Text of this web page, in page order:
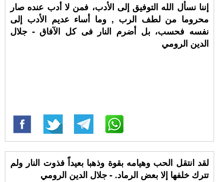
إننا نسأل الله التوفيق إلى الأدب، فمن لا أدب عنده صار
محروما من لطف الرب , وما أساء عديم الأدب إلى
نفسه فحسب، بل أضرم النار فى كل الآفاق - جلال
الدين الرومي
لقد انتقل الحب وهيامه بقوة وذهبا بعيداً فذوت النار ولم
تترك خلفها إلا بعض الرماد. - جلال الدين الرومي